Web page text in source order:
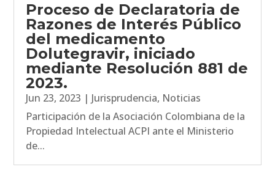
Proceso de Declaratoria de
Razones de Interés Público
del medicamento
Dolutegravir, iniciado
mediante Resolución 881 de
2023.
Jun 23, 2023 | Jurisprudencia, Noticias
Participación de la Asociación Colombiana de la
Propiedad Intelectual ACPI ante el Ministerio
de...